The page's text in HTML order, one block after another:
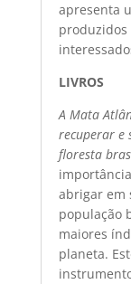
apresenta
produzidos
LIVROS
A Mata
recuperar e
floresta
abrigar em
população
maiores
planeta.